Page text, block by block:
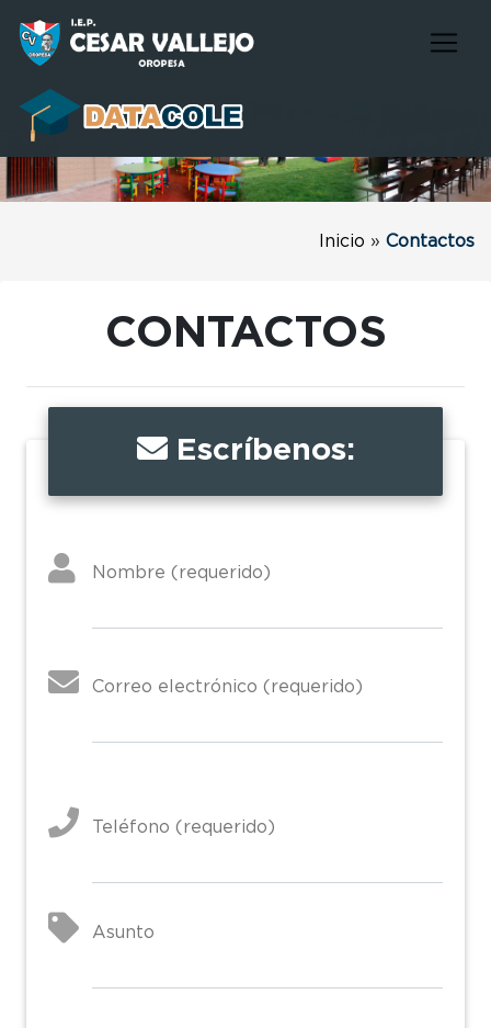
Inicio » Contactos
CONTACTOS
Escríbenos:
Nombre (requerido)
Correo electrónico (requerido)
Teléfono (requerido)
Asunto